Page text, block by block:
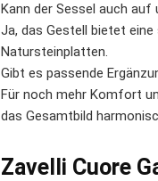
Kann der Sessel auch auf
Ja, das Gestell bietet
Natursteinplatten.
Gibt es passende
Für noch mehr Komfort
das Gesamtbild
Zavelli Cuore